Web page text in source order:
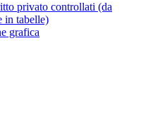
privato controllati (da
in tabelle)
grafica